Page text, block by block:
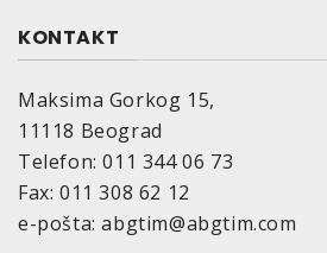
KONTAKT
Maksima Gorkog 15,
11118 Beograd
Telefon: 011 344 06 73
Fax: 011 308 62 12
e-pošta: abgtim@abgtim.com